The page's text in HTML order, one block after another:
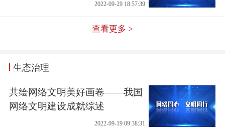
2022-09-29 18:57:39
查看更多 >
生态治理
共绘网络文明美好画卷——我国
网络文明建设成就综述
2022-09-19 09:38:31